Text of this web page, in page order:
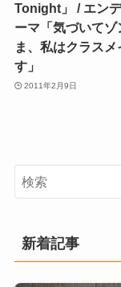
Tonight」 / エン
ーマ「気づいてゾ
ま、私はクラスメ
す」
2011年2月9日
新着記事